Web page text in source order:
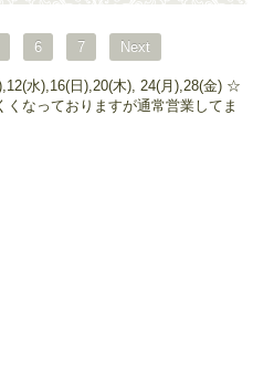
6 7 Next
水),16(日),20(木), 24(月),28(金) ☆
なっておりますが通常営業してま